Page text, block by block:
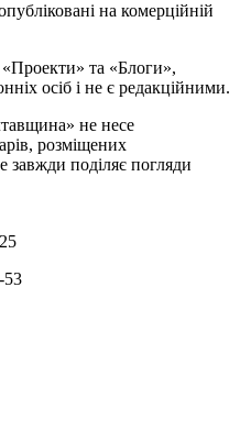
на комерційній
«Проекти» та «Блоги»,
осіб і не є редакційними.
не несе
розміщених
завжди поділяє погляди
53